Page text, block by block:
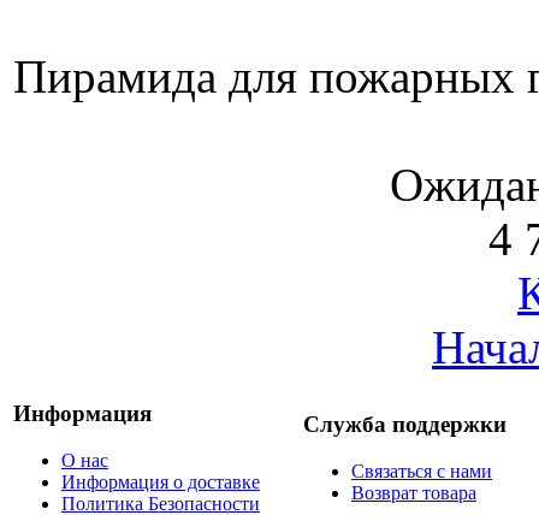
Пирамида для пожарных
4
Информация
О нас
Информация о доставке
Политика Безопасности
Служба поддержки
Связаться с нами
Возврат товара